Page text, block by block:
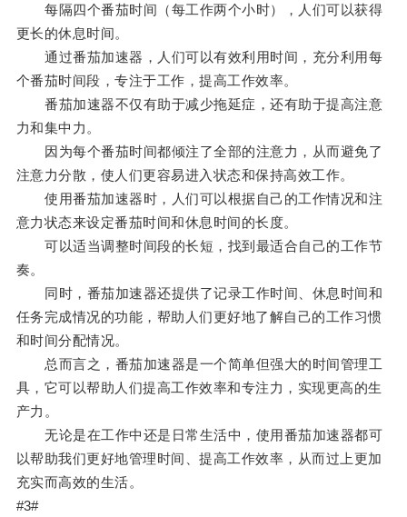
每隔四个番茄时间（每工作两个小时），人们可以获得
更长的休息时间。
通过番茄加速器，人们可以有效利用时间，充分利用每
个番茄时间段，专注于工作，提高工作效率。
番茄加速器不仅有助于减少拖延症，还有助于提高注意
力和集中力。
因为每个番茄时间都倾注了全部的注意力，从而避免了
注意力分散，使人们更容易进入状态和保持高效工作。
使用番茄加速器时，人们可以根据自己的工作情况和注
意力状态来设定番茄时间和休息时间的长度。
可以适当调整时间段的长短，找到最适合自己的工作节
奏。
同时，番茄加速器还提供了记录工作时间、休息时间和
任务完成情况的功能，帮助人们更好地了解自己的工作习惯
和时间分配情况。
总而言之，番茄加速器是一个简单但强大的时间管理工
具，它可以帮助人们提高工作效率和专注力，实现更高的生
产力。
无论是在工作中还是日常生活中，使用番茄加速器都可
以帮助我们更好地管理时间、提高工作效率，从而过上更加
充实而高效的生活。
#3#